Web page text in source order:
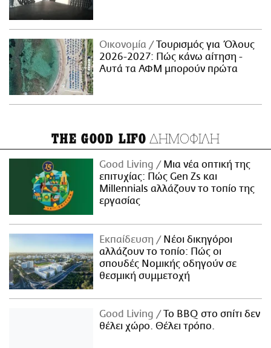
Οικονομία
Τουρισμός για Όλους
2026-2027: Πώς κάνω αίτηση -
Αυτά τα ΑΦΜ μπορούν πρώτα
THE GOOD LIFO ΔΗΜΟΦΙΛΗ
Good Living
Μια νέα οπτική της
επιτυχίας: Πώς Gen Zs και
Millennials αλλάζουν το τοπίο της
εργασίας
Εκπαίδευση
Νέοι δικηγόροι
αλλάζουν το τοπίο: Πώς οι
σπουδές Νομικής οδηγούν σε
θεσμική συμμετοχή
Good Living
Το BBQ στο σπίτι δεν
θέλει χώρο. Θέλει τρόπο.